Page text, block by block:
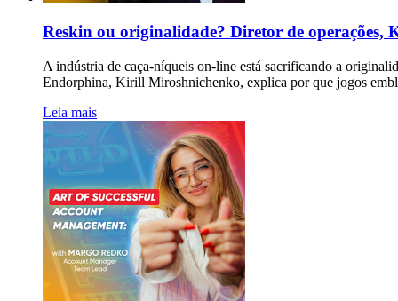
Reskin ou originalidade? Diretor de
A indústria de caça-níqueis on-line está sacrificando a
Endorphina, Kirill Miroshnichenko, explica por que jogos
Leia mais